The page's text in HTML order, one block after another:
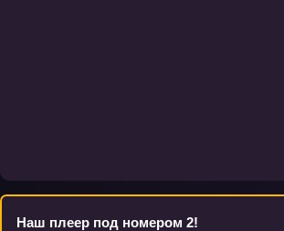
Наш плеер под номером 2!